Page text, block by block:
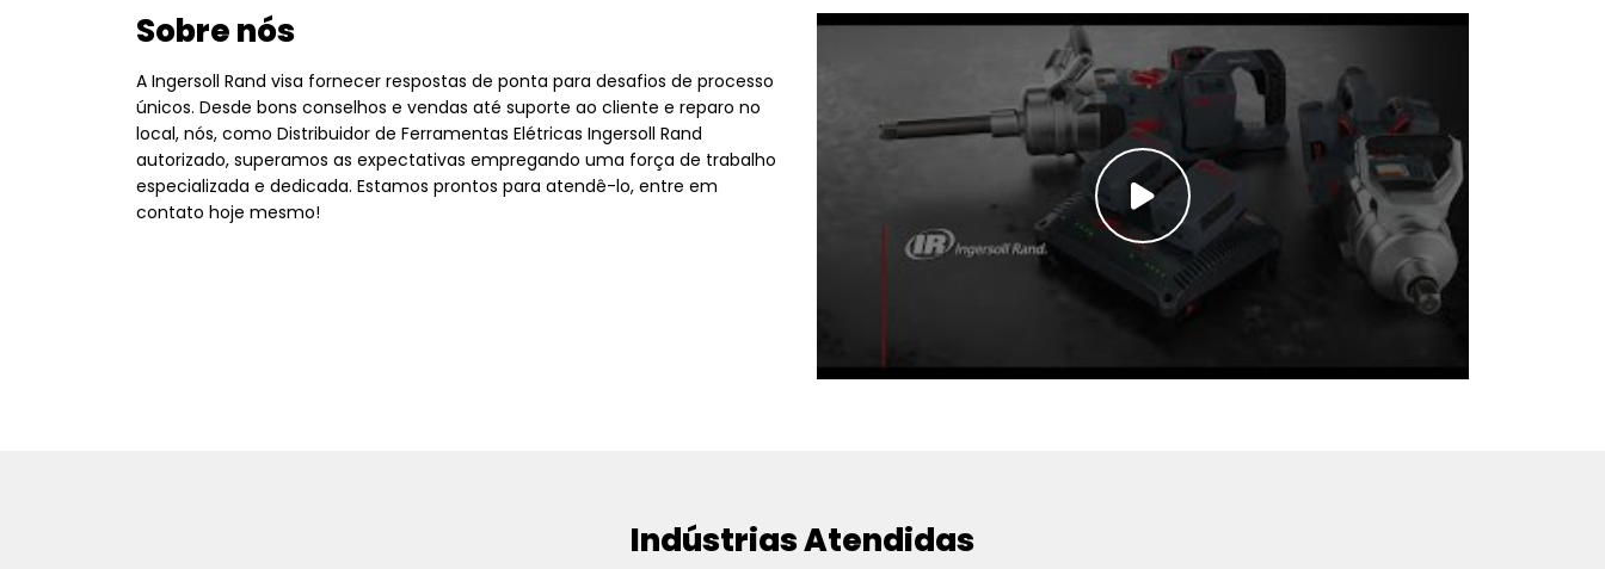
Sobre nós
A Ingersoll Rand visa fornecer respostas de ponta para desafios de processo
únicos. Desde bons conselhos e vendas até suporte ao cliente e reparo no
local, nós, como Distribuidor de Ferramentas Elétricas Ingersoll Rand
autorizado, superamos as expectativas empregando uma força de trabalho
especializada e dedicada. Estamos prontos para atendê-lo, entre em
contato hoje mesmo!
Indústrias Atendidas